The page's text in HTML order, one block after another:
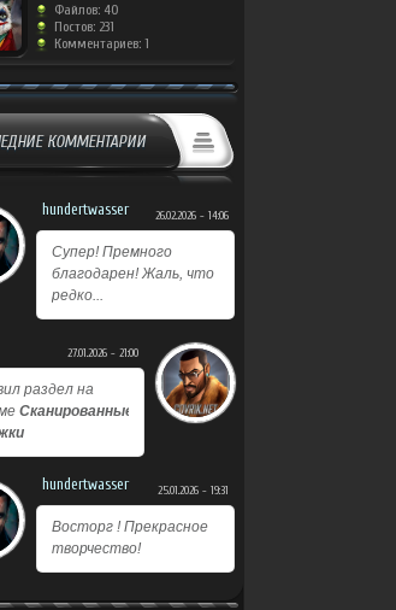
Файлов: 40
Постов: 231
Комментариев: 1
КОММЕНТАРИИ
hundertwasser 26.02.2026 - 14:06
Супер! Премного
благодарен! Жаль, что
редко...
27.01.2026 - 21:00
раздел на
Сканированные
hundertwasser 25.01.2026 - 19:31
Восторг ! Прекрасное
творчество!